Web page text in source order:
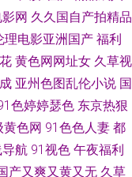
天堂福利 海角社区91精
精品网站导航 日本精品中
国产 婷婷色播天堂 91巨
网 97无码视频 激情狠狠
网 久久国自产拍精品
理电影亚洲国产 福利
黄色网网址女 久草视
亚州色图乱伦小说 国
色婷婷瑟色 东京热狠
黄色网 91色色人妻 都
航 91视色 午夜福利
产又爽又黄又无 久草